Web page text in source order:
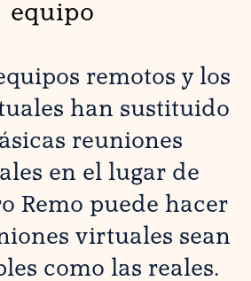
equipo
remotos y los
han sustituido
reuniones
en el lugar de
Remo puede hacer
virtuales sean
como las reales.